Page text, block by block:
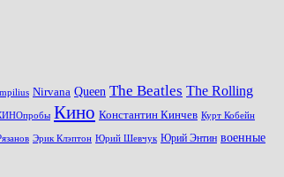
Nirvana Queen The Beatles The Rolling
Кино Константин Кинчев Курт Кобейн
Эрик Клэптон Юрий Шевчук Юрий Энтин военные